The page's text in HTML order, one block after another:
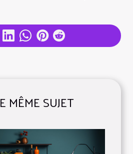
MÊME SUJET